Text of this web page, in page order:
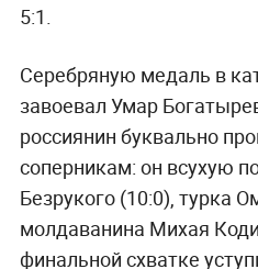
5:1.
Серебряную медаль в
завоевал Умар
россиянин буквально
соперникам: он всухую
Безрукого (10:0), турка
молдаванина Михая
финальной схватке